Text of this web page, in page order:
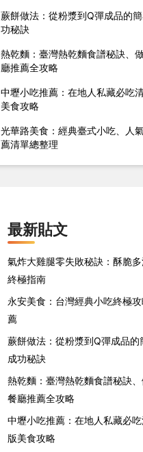
蕨餅做法：從粉漿到Q彈成品的
功秘訣
熱乾麵：臺灣熱乾麵食譜秘訣、
廳推薦全攻略
中壢小吃推薦：在地人私藏必吃
美食攻略
光華路美食：經典臺式小吃、人
薦清單總整理
最新貼文
氣炸大雞腿零失敗秘訣：酥脆
終極指南
永安美食：台灣經典小吃終極
薦
蕨餅做法：從粉漿到Q彈成品的
成功秘訣
熱乾麵：臺灣熱乾麵食譜秘訣
餐廳推薦全攻略
中壢小吃推薦：在地人私藏必
版美食攻略